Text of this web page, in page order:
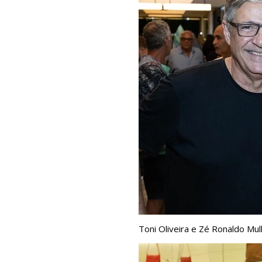
Toni Oliveira e Zé Ronaldo